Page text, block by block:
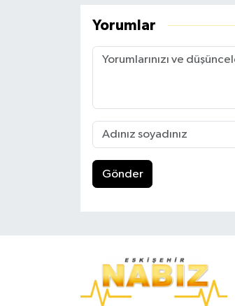
Yorumlar
Gönder